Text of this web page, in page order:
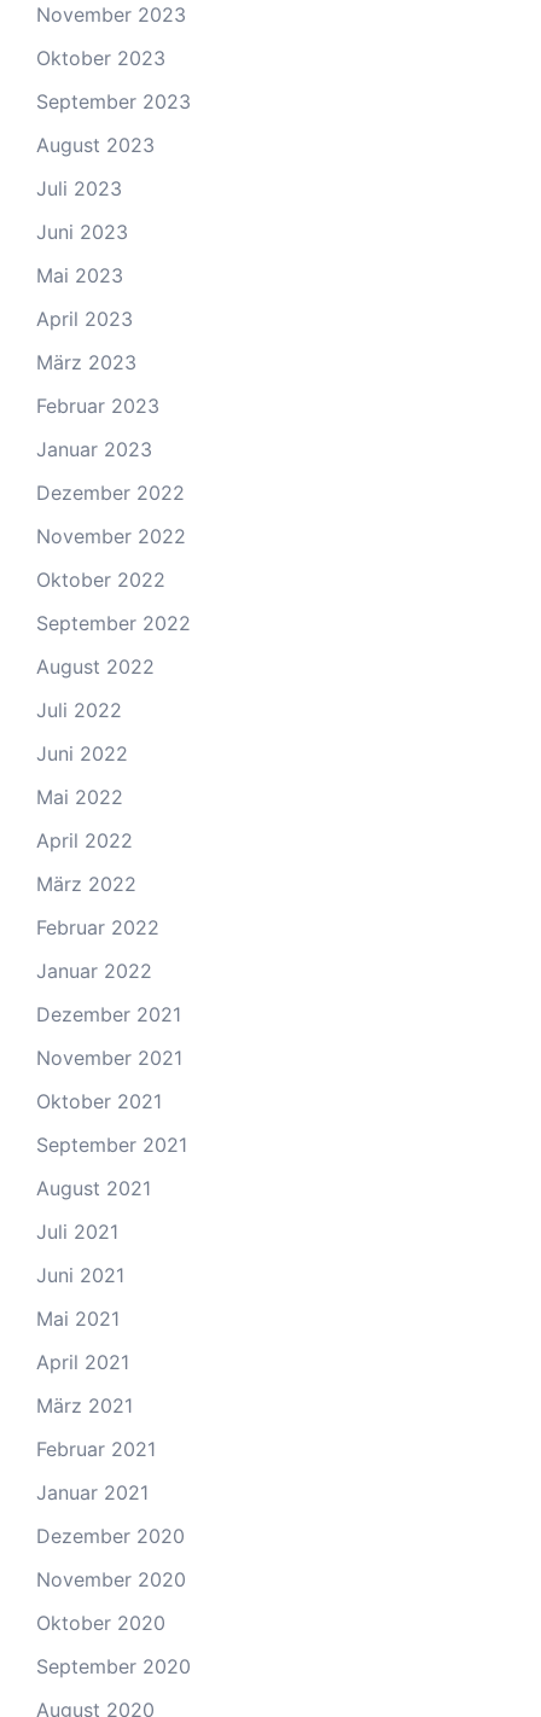
November 2023
Oktober 2023
September 2023
August 2023
Juli 2023
Juni 2023
Mai 2023
April 2023
März 2023
Februar 2023
Januar 2023
Dezember 2022
November 2022
Oktober 2022
September 2022
August 2022
Juli 2022
Juni 2022
Mai 2022
April 2022
März 2022
Februar 2022
Januar 2022
Dezember 2021
November 2021
Oktober 2021
September 2021
August 2021
Juli 2021
Juni 2021
Mai 2021
April 2021
März 2021
Februar 2021
Januar 2021
Dezember 2020
November 2020
Oktober 2020
September 2020
August 2020